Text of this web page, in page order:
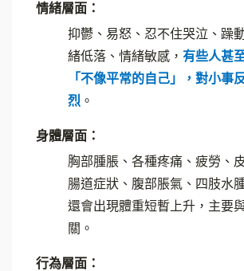
情緒層面：
抑鬱、易怒、忍不住哭泣、躁
緒低落、情緒敏感， 有些人甚
「不像平常的自己」，對小事
烈 。
身體層面：
胸部腫脹、各種疼痛、疲勞、
腸道症狀、腹部脹氣、四肢水
還會出現體重短暫上升，主要
關。
行為層面：